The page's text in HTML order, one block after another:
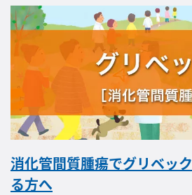
消化管間質腫瘍でグリベック
る方へ